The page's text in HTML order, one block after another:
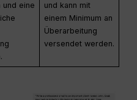
und eine
und kann mit
einem Minimum an
Überarbeitung
versendet werden.